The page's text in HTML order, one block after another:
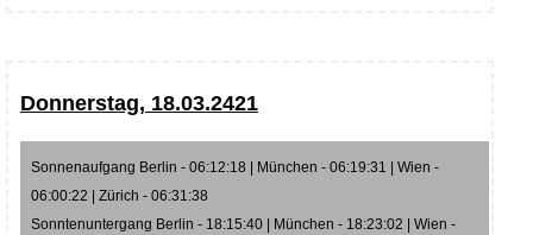
Donnerstag, 18.03.2421
Sonnenaufgang Berlin - 06:12:18 | München - 06:19:31 | Wien -
06:00:22 | Zürich - 06:31:38
Sonntenuntergang Berlin - 18:15:40 | München - 18:23:02 | Wien -